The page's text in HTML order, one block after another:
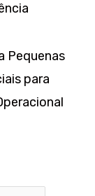
Pequenas
para